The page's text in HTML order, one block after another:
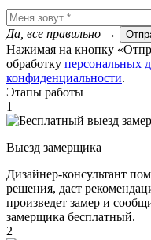
Да, все правильно →
Нажимая на кнопку
обработку персональных
конфиденциальности.
Этапы работы
1
Выезд замерщика
Дизайнер-консультант
решения, даст
произведет замер и
замерщика бесплатный.
2